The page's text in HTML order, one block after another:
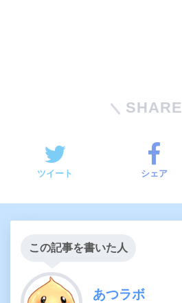
SHARE
ツイート シェア
この記事を書いた人
あつラボ